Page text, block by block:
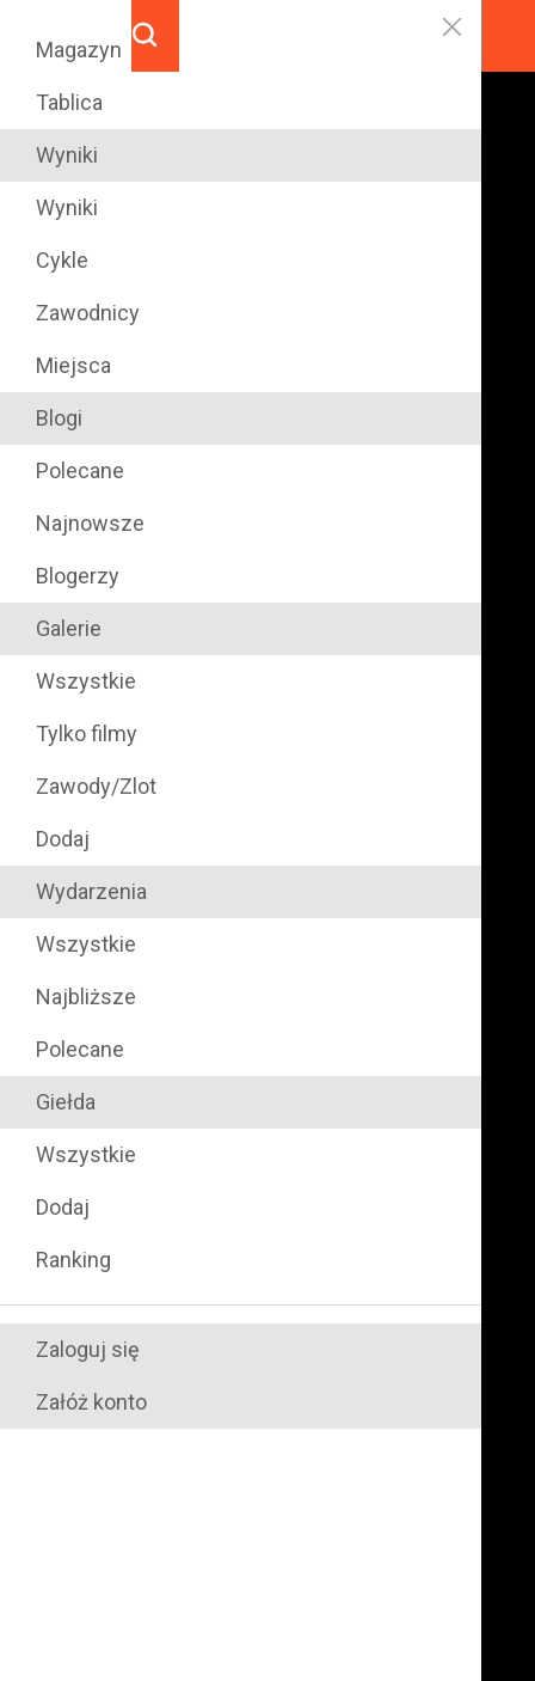
Magazyn
Tablica
Wyniki
Wyniki
Cykle
Zawodnicy
Miejsca
Blogi
Polecane
Najnowsze
Blogerzy
Galerie
Wszystkie
Tylko filmy
Zawody/Zlot
Dodaj
Wydarzenia
Wszystkie
Najbliższe
Polecane
Giełda
Wszystkie
Dodaj
Ranking
Zaloguj się
Załóż konto